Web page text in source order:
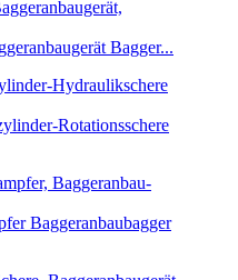
Bagger...
Rotationsschere
Baggeranbaubagger